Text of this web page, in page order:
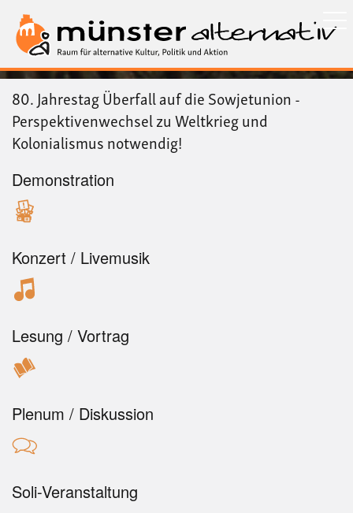
zum
Inhalt
80. Jahrestag Überfall auf die Sowjetunion -
Perspektivenwechsel zu Weltkrieg und
Kolonialismus notwendig!
Demonstration
Konzert / Livemusik
Lesung / Vortrag
Plenum / Diskussion
Soli-Veranstaltung